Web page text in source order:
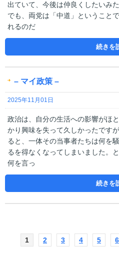
出ていて、今後は仲良くしたいみ
でも、両党は「中道」ということ
れるのだ
続きを
– マイ政策 –
2025年11月01日
政治は、自分の生活への影響がほ
かり興味を失って久しかったです
ると、一体その当事者たちは何を
るを得なくなってしまいました。
何を言っ
続きを
1 2 3 4 5 6